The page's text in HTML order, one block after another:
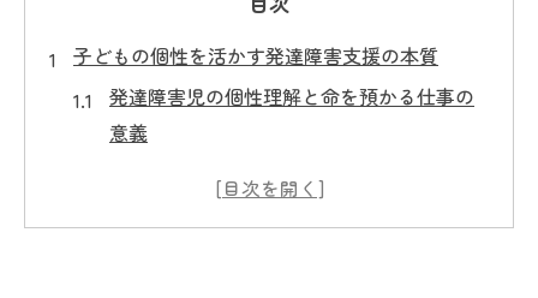
子どもの個性を活かす発達障害支援の本質
発達障害児の個性理解と命を預かる仕事の
意義
子ども一人ひとりの強みを活かす支援の工